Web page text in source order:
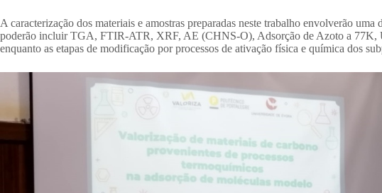
A caracterização dos materiais e amostras preparadas neste trabalho envolverão
poderão incluir TGA, FTIR-ATR, XRF, AE (CHNS-O), Adsorção de Azoto a 77K,
enquanto as etapas de modificação por processos de ativação física e química dos